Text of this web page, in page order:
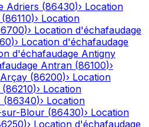
Adriers (86430)› Location
(86110)› Location
)› Location d'échafaudage
)› Location d'échafaudage
d'échafaudage Antigny
Antran (86100)›
Arçay (86200)› Location
(86210)› Location
(86340)› Location
sur-Blour (86430)› Location
)› Location d'échafaudage